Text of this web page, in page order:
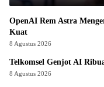
OpenAI Rem Astra
Kuat
8 Agustus 2026
Telkomsel Genjot AI
8 Agustus 2026